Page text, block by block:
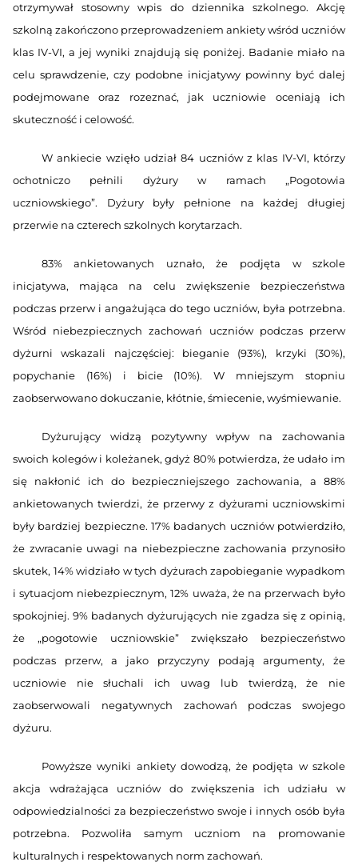
otrzymywał stosowny wpis do dziennika szkolnego. Akcję
szkolną zakończono przeprowadzeniem ankiety wśród uczniów
klas IV-VI, a jej wyniki znajdują się poniżej. Badanie miało na
celu sprawdzenie, czy podobne inicjatywy powinny być dalej
podejmowane oraz rozeznać, jak uczniowie oceniają ich
skuteczność i celowość.
W ankiecie wzięło udział 84 uczniów z klas IV-VI, którzy
ochotniczo pełnili dyżury w ramach „Pogotowia
uczniowskiego”. Dyżury były pełnione na każdej długiej
przerwie na czterech szkolnych korytarzach.
83% ankietowanych uznało, że podjęta w szkole
inicjatywa, mająca na celu zwiększenie bezpieczeństwa
podczas przerw i angażująca do tego uczniów, była potrzebna.
Wśród niebezpiecznych zachowań uczniów podczas przerw
dyżurni wskazali najczęściej: bieganie (93%), krzyki (30%),
popychanie (16%) i bicie (10%). W mniejszym stopniu
zaobserwowano dokuczanie, kłótnie, śmiecenie, wyśmiewanie.
Dyżurujący widzą pozytywny wpływ na zachowania
swoich kolegów i koleżanek, gdyż 80% potwierdza, że udało im
się nakłonić ich do bezpieczniejszego zachowania, a 88%
ankietowanych twierdzi, że przerwy z dyżurami uczniowskimi
były bardziej bezpieczne. 17% badanych uczniów potwierdziło,
że zwracanie uwagi na niebezpieczne zachowania przynosiło
skutek, 14% widziało w tych dyżurach zapobieganie wypadkom
i sytuacjom niebezpiecznym, 12% uważa, że na przerwach było
spokojniej. 9% badanych dyżurujących nie zgadza się z opinią,
że „pogotowie uczniowskie” zwiększało bezpieczeństwo
podczas przerw, a jako przyczyny podają argumenty, że
uczniowie nie słuchali ich uwag lub twierdzą, że nie
zaobserwowali negatywnych zachowań podczas swojego
dyżuru.
Powyższe wyniki ankiety dowodzą, że podjęta w szkole
akcja wdrażająca uczniów do zwiększenia ich udziału w
odpowiedzialności za bezpieczeństwo swoje i innych osób była
potrzebna. Pozwoliła samym uczniom na promowanie
kulturalnych i respektowanych norm zachowań.